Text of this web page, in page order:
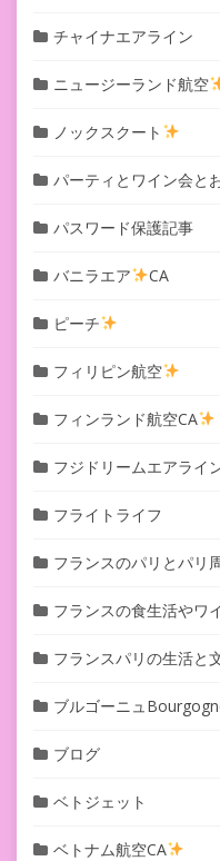
チャイナエアライン
ニュージーランド航空
ノックスクート
パーティとワイン会と
パスワード保護記事
バニラエア CA
ピーチ
フィリピン航空
フィンランド航空CA
フジドリームエアライ
フライトライフ
フランスのパリとパリ
フランスの食生活やワ
フランスパリの生活と
ブルゴーニュ
ブログ
ベトジェット
ベトナム航空CA